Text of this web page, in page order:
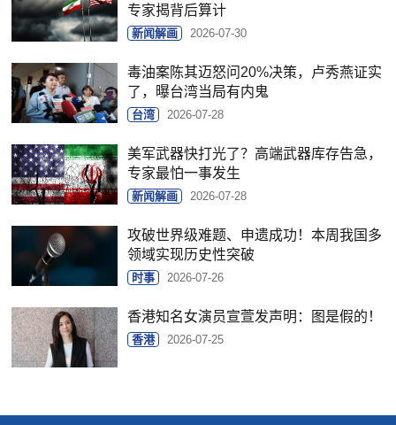
专家揭背后算计
新闻解画 2026-07-30
毒油案陈其迈怒问20%决策，卢秀燕证实
了，曝台湾当局有内鬼
台湾 2026-07-28
美军武器快打光了？高端武器库存告急，
专家最怕一事发生
新闻解画 2026-07-28
攻破世界级难题、申遗成功！本周我国多
领域实现历史性突破
时事 2026-07-26
香港知名女演员宣萱发声明：图是假的！
香港 2026-07-25